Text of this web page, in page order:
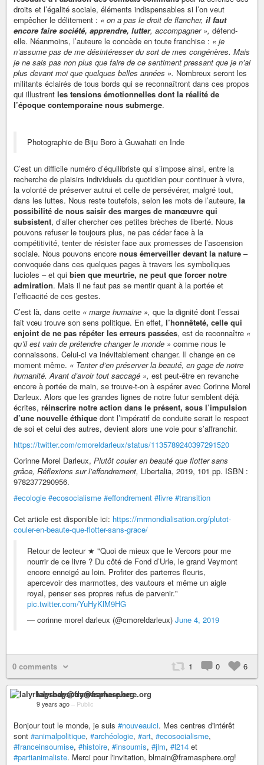
droits et l’égalité sociale, éléments indispensables si l’on veut
empêcher le délitement : « on a pas le droit de flancher, il faut
encore faire société, apprendre, lutter, accompagner », défend-
elle. Néanmoins, l’auteure le concède en toute franchise : « je
n’assume pas de me désintéresser du sort de mes congénères. Mais
je ne sais pas non plus que faire de ce sentiment pressant que je n’ai
plus devant moi que quelques belles années ». Nombreux seront les
militants éclairés de tous bords qui se reconnaîtront dans ces propos
qui illustrent les tensions émotionnelles dont la réalité de
l’époque contemporaine nous submerge.
Photographie de Biju Boro à Guwahati en Inde
C’est un difficile numéro d’équilibriste qui s’impose ainsi, entre la
recherche de plaisirs individuels du quotidien pour continuer à vivre,
la volonté de préserver autrui et celle de persévérer, malgré tout,
dans les luttes. Nous reste toutefois, selon les mots de l’auteure, la
possibilité de nous saisir des marges de manœuvre qui
subsistent, d’aller chercher ces petites brèches de liberté. Nous
pouvons refuser le toujours plus, ne pas céder face à la
compétitivité, tenter de résister face aux promesses de l’ascension
sociale. Nous pouvons encore nous émerveiller devant la nature –
convoquée dans ces quelques pages à travers les symboliques
lucioles – et qui bien que meurtrie, ne peut que forcer notre
admiration. Mais il ne faut pas se mentir quant à la portée et
l’efficacité de ces gestes.
C’est là, dans cette « marge humaine », que la dignité dont l’essai
fait vœu trouve son sens politique. En effet, l’honnêteté, celle qui
enjoint de ne pas répéter les erreurs passées, est de reconnaître «
qu’il est vain de prétendre changer le monde » comme nous le
connaissons. Celui-ci va inévitablement changer. Il change en ce
moment même. « Tenter d’en préserver la beauté, en gage de notre
humanité. Avant d’avoir tout saccagé », est peut-être en revanche
encore à portée de main, se trouve-t-on à espérer avec Corinne Morel
Darleux. Alors que les grandes lignes de notre futur semblent déjà
écrites, réinscrire notre action dans le présent, sous l’impulsion
d’une nouvelle éthique dont l’impératif de conduite serait le respect
de soi et celui des autres, devient alors une voie pour s’affranchir.
https://twitter.com/cmoreldarleux/status/1135789240397291520
Corinne Morel Darleux, Plutôt couler en beauté que flotter sans
grâce, Réflexions sur l’effondrement, Libertalia, 2019, 101 pp. ISBN :
9782377290956.
#ecologie #ecosocialisme #effondrement #livre #transition
Cet article est disponible ici: https://mrmondialisation.org/plutot-
couler-en-beaute-que-flotter-sans-grace/
Retour de lecteur ★ "Quoi de mieux que le Vercors pour me
nourrir de ce livre ? Du côté de Fond d’Urle, le grand Veymont
encore enneigé au loin. Profiter des parterres fleuris,
apercevoir des marmottes, des vautours et même un aigle
royal, penser ses propres refus de parvenir."
pic.twitter.com/YuHyKlM9HG
— corinne morel darleux (@cmoreldarleux) June 4, 2019
0 comments 1 0 6
lalyrhapsody@framasphere.org
9 years ago – Public
Bonjour tout le monde, je suis #nouveauici. Mes centres d'intérêt
sont #animalpolitique, #archéologie, #art, #ecosocialisme,
#franceinsoumise, #histoire, #insoumis, #jlm, #l214 et
#partianimaliste. Merci pour l'invitation, blmain@framasphere.org!